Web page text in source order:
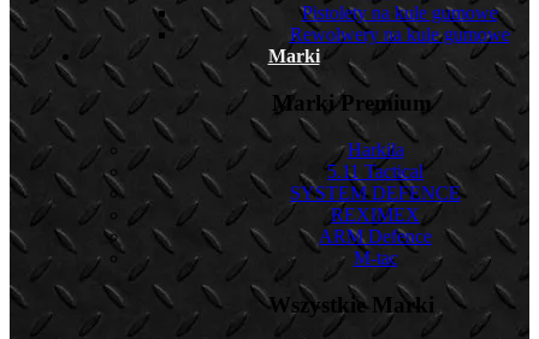
Pistolety na kule gumowe
Rewolwery na kule gumowe
Marki
Marki Premium
Harkila
5.11 Tactical
SYSTEM DEFENCE
REXIMEX
ARM Defence
M-tac
Wszystkie Marki